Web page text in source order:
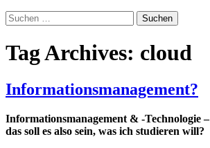
Suchen
nach:
Tag Archives: cloud
Informationsmanagement?
Informationsmanagement & -Technologie –
das soll es also sein, was ich studieren will?